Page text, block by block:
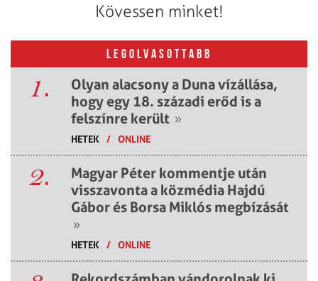
Kövessen minket!
LEGOLVASOTTABB
1.
Olyan alacsony a Duna vízállása,
hogy egy 18. századi erőd is a
felszínre került »
HETEK / ONLINE
2.
Magyar Péter kommentje után
visszavonta a közmédia Hajdú
Gábor és Borsa Miklós megbízását
»
HETEK / ONLINE